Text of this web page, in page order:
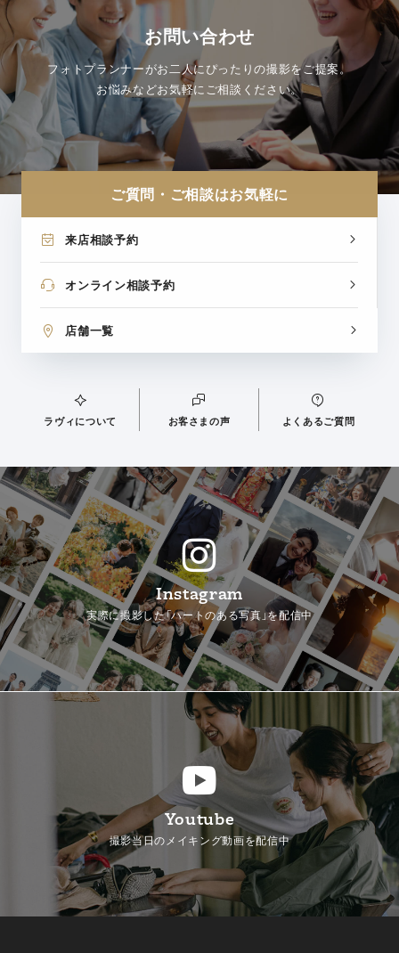
お問い合わせ
フォトプランナーがお二人にぴったりの撮影をご提案。
お悩みなどお気軽にご相談ください。
ご質問・ご相談はお気軽に
来店相談予約
オンライン相談予約
店舗一覧
ラヴィについて お客さまの声 よくあるご質問
Instagram
実際に撮影した「ハートのある写真」を配信中
Youtube
撮影当日のメイキング動画を配信中